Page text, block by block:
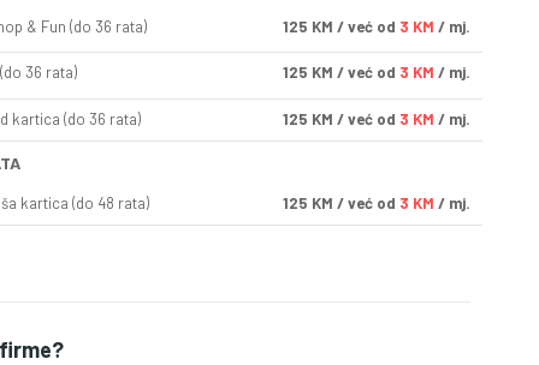
& Fun (do 36 rata) 125 KM / već od 3 KM / mj.
36 rata) 125 KM / već od 3 KM / mj.
kartica (do 36 rata) 125 KM / već od 3 KM / mj.
kartica (do 48 rata) 125 KM / već od 3 KM / mj.